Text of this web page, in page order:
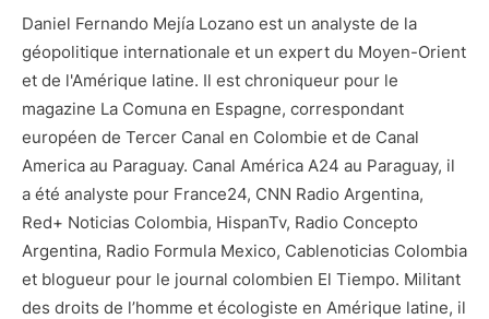
Daniel Fernando Mejía Lozano est un analyste de la
géopolitique internationale et un expert du Moyen-Orient
et de l'Amérique latine. Il est chroniqueur pour le
magazine La Comuna en Espagne, correspondant
européen de Tercer Canal en Colombie et de Canal
America au Paraguay. Canal América A24 au Paraguay, il
a été analyste pour France24, CNN Radio Argentina,
Red+ Noticias Colombia, HispanTv, Radio Concepto
Argentina, Radio Formula Mexico, Cablenoticias Colombia
et blogueur pour le journal colombien El Tiempo. Militant
des droits de l’homme et écologiste en Amérique latine, il